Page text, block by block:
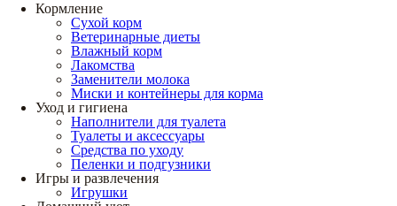
Кормление
Сухой корм
Ветеринарные диеты
Влажный корм
Лакомства
Заменители молока
Миски и контейнеры для корма
Уход и гигиена
Наполнители для туалета
Туалеты и аксессуары
Средства по уходу
Пеленки и подгузники
Игры и развлечения
Игрушки